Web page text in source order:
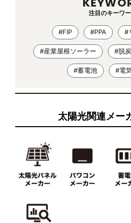
注目のキーワ
#FIP #PPA #
#産業屋根ソーラー #脱
#蓄電池 #電
太陽光関連メー